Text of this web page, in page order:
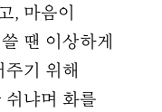
, 마음이
땐 이상하게
기 위해
쉬냐며 화를